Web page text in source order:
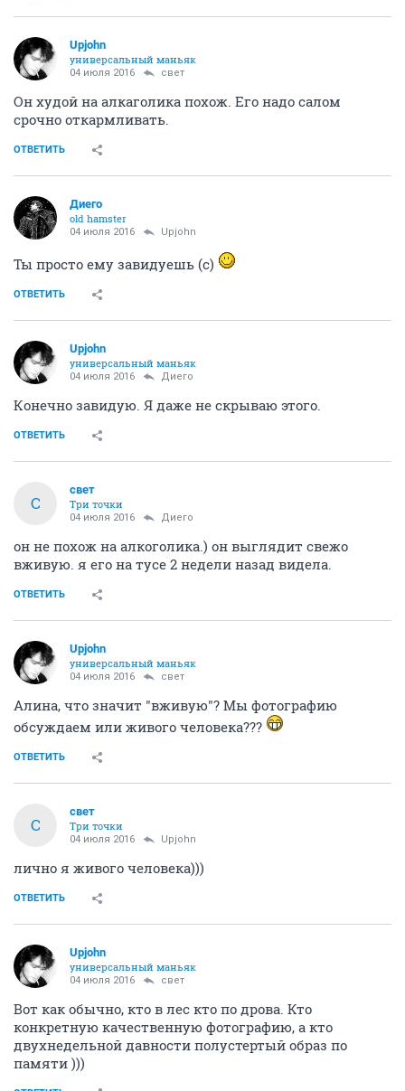
Upjohn
универсальный маньяк
04 июля 2016 свет
Он худой на алкаголика похож. Его надо салом
срочно откармливать.
ОТВЕТИТЬ
Диего
old hamster
04 июля 2016 Upjohn
Ты просто ему завидуешь (с)
ОТВЕТИТЬ
Upjohn
универсальный маньяк
04 июля 2016 Диего
Конечно завидую. Я даже не скрываю этого.
ОТВЕТИТЬ
С
свет
Три точки
04 июля 2016 Диего
он не похож на алкоголика.) он выглядит свежо
вживую. я его на тусе 2 недели назад видела.
ОТВЕТИТЬ
Upjohn
универсальный маньяк
04 июля 2016 свет
Алина, что значит "вживую"? Мы фотографию
обсуждаем или живого человека???
ОТВЕТИТЬ
С
свет
Три точки
04 июля 2016 Upjohn
лично я живого человека)))
ОТВЕТИТЬ
Upjohn
универсальный маньяк
04 июля 2016 свет
Вот как обычно, кто в лес кто по дрова. Кто
конкретную качественную фотографию, а кто
двухнедельной давности полустертый образ по
памяти )))